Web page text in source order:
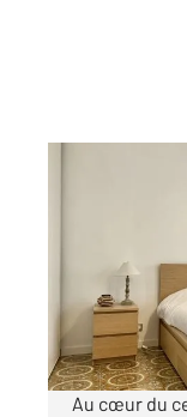
AIX EN
, 2
Visiter le site
Au cœur du